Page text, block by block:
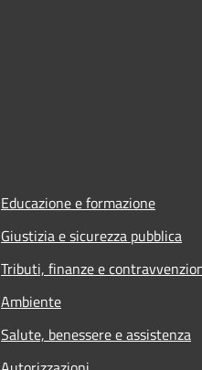
Educazione e formazione
Giustizia e sicurezza pubblica
Tributi, finanze e
Ambiente
Salute, benessere e assistenza